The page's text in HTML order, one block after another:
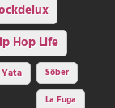
Hop Life
Yata
Sôber
La Fuga